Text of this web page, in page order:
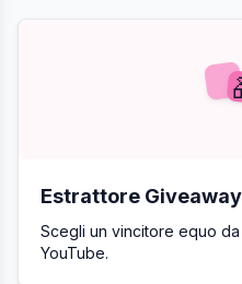
Estrattore Giveaway
Scegli un vincitore equo da
YouTube.